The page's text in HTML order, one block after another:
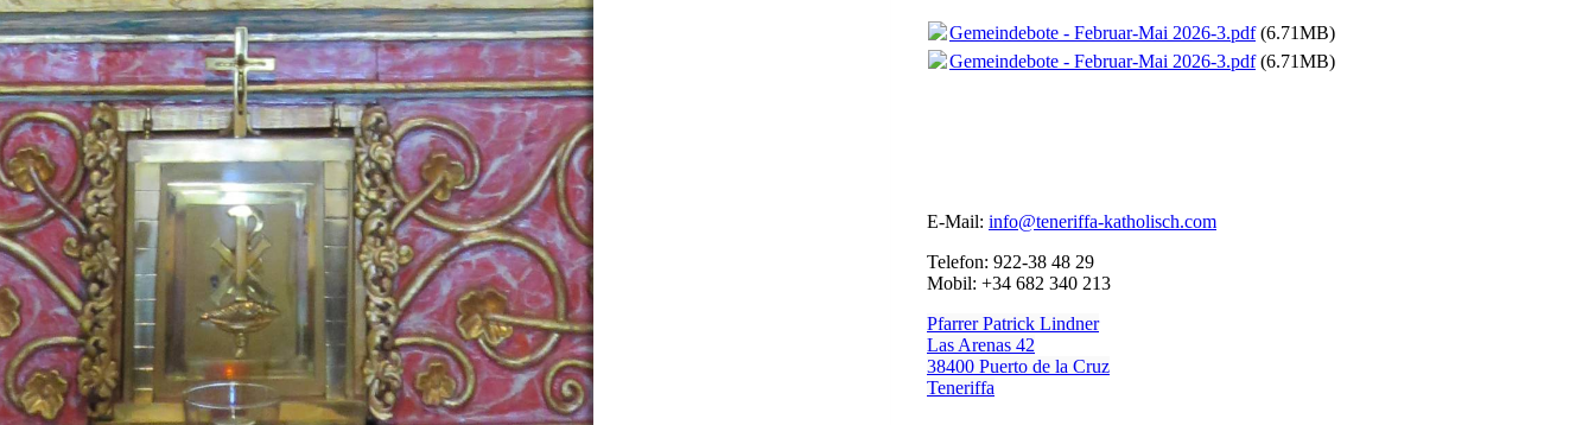
Gemeindebote - Februar-Mai 2026-3.pdf(6.71MB)
Gemeindebote - Februar-Mai 2026-3.pdf(6.71MB)
E-Mail: info@teneriffa-katholisch.com
Telefon: 922-38 48 29
Mobil: +34 682 340 213
Pfarrer Patrick Lindner
Las Arenas 42
38400 Puerto de la Cruz
Teneriffa